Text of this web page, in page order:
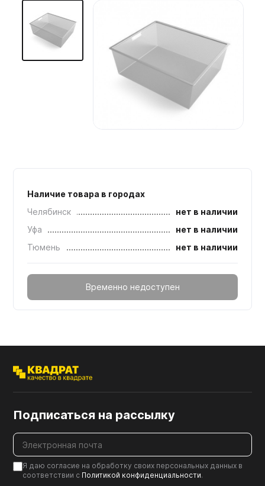
Мебельные образцы, каталоги
Наличие товара в городах
Челябинск
нет в наличии
Уфа
нет в наличии
Тюмень
нет в наличии
Временно недоступен
Подписаться на рассылку
Я даю согласие на обработку своих персональных данных в
соответствии с Политикой конфиденциальности.